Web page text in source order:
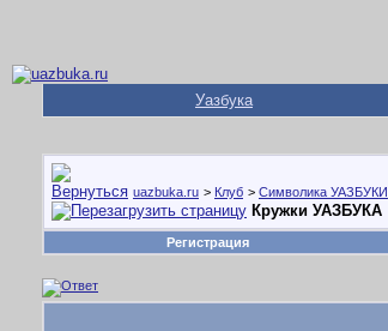
Уазбука
uazbuka.ru > Клуб > Символика УАЗБУКИ
Кружки УАЗБУКА
Регистрация